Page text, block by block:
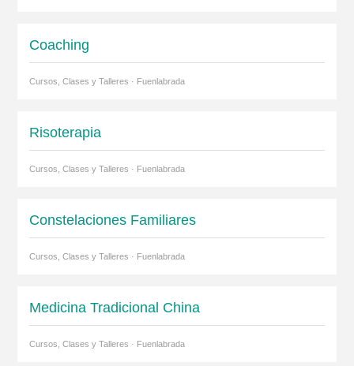
Coaching
Cursos, Clases y Talleres · Fuenlabrada
Risoterapia
Cursos, Clases y Talleres · Fuenlabrada
Constelaciones Familiares
Cursos, Clases y Talleres · Fuenlabrada
Medicina Tradicional China
Cursos, Clases y Talleres · Fuenlabrada